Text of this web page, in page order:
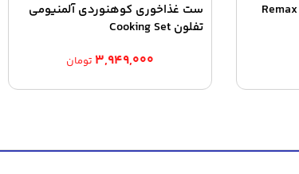
شارژر فندکی ریمکس مدل Remax
ست غذاخوری کوهنوردی آلمنیومی
تفلون Cooking Set
۳,۹۴۹,۰۰۰ تومان